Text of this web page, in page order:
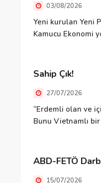
03/08/2026
Yeni kurulan Yeni
Kamucu Ekonomi
Sahip Çık!
27/07/2026
“Erdemli olan ve
Bunu Vietnamlı
ABD-FETÖ
15/07/2026